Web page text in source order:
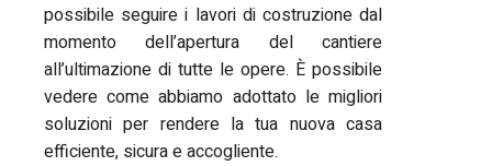
possibile seguire i lavori di costruzione dal
momento dell’apertura del cantiere
all’ultimazione di tutte le opere. È possibile
vedere come abbiamo adottato le migliori
soluzioni per rendere la tua nuova casa
efficiente, sicura e accogliente.